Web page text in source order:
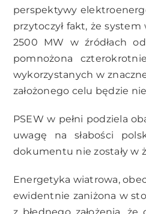
perspektywy
przytoczył fakt, że
2500 MW w źródłach
pomnożona
wykorzystanych w
założonego celu będzie
PSEW w pełni podziela
uwagę na słabości
dokumentu nie zostały w
Energetyka wiatrowa,
ewidentnie zaniżona w
z błędnego założenia,